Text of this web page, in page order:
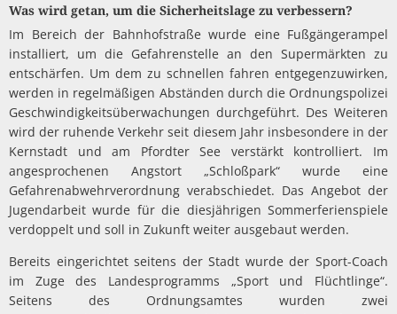
Was wird getan, um die Sicherheitslage zu verbessern?
Im Bereich der Bahnhofstraße wurde eine Fußgängerampel
installiert, um die Gefahrenstelle an den Supermärkten zu
entschärfen. Um dem zu schnellen fahren entgegenzuwirken,
werden in regelmäßigen Abständen durch die Ordnungspolizei
Geschwindigkeitsüberwachungen durchgeführt. Des Weiteren
wird der ruhende Verkehr seit diesem Jahr insbesondere in der
Kernstadt und am Pfordter See verstärkt kontrolliert. Im
angesprochenen Angstort „Schloßpark“ wurde eine
Gefahrenabwehrverordnung verabschiedet. Das Angebot der
Jugendarbeit wurde für die diesjährigen Sommerferienspiele
verdoppelt und soll in Zukunft weiter ausgebaut werden.
Bereits eingerichtet seitens der Stadt wurde der Sport-Coach
im Zuge des Landesprogramms „Sport und Flüchtlinge“.
Seitens des Ordnungsamtes wurden zwei